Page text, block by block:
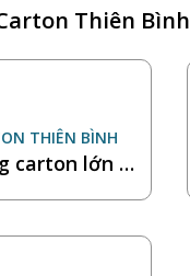
Thiên Bình
THIÊN BÌNH
carton lớn m
2025